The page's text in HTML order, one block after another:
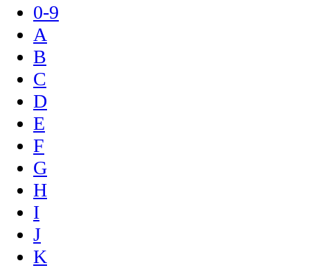
0-9
A
B
C
D
E
F
G
H
I
J
K